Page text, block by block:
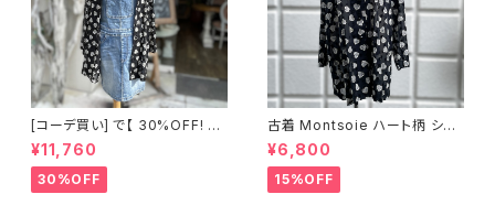
[コーデ買い] で【 30%OFF! 】2
点 ショート丈 デニム サロペット
スカート + 古着 Montsoie ハ
ート柄 シアーシャツ ブラック
¥11,760
30%OFF
古着 Montsoie ハート柄 シア
ーシャツ ブラック
¥6,800
15%OFF